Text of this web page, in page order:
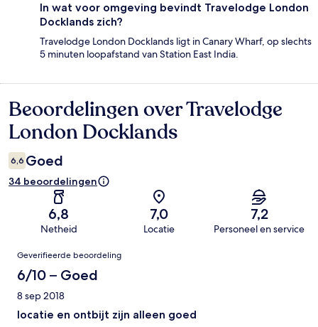
In wat voor omgeving bevindt Travelodge London
Docklands zich?
Travelodge London Docklands ligt in Canary Wharf, op slechts
5 minuten loopafstand van Station East India.
Beoordelingen
Beoordelingen over Travelodge
London Docklands
6,6 Goed
34 beoordelingen
6,8
Netheid
7,0
Locatie
7,2
Personeel en service
Beoordelingen
Geverifieerde beoordeling
6/10 – Goed
8 sep 2018
locatie en ontbijt zijn alleen goed